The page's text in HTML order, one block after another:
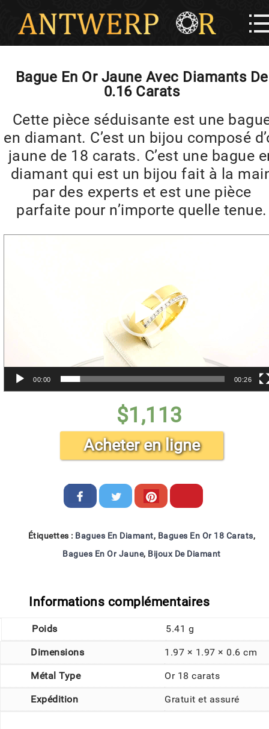
Bague En Or Jaune Avec Diamants De
0.16 Carats
Cette pièce séduisante est une
en diamant. C’est un bijou composé
jaune de 18 carats. C’est une bague
diamant qui est un bijou fait à la
par des experts et est une pièce
parfaite pour n’importe quelle tenue.
00:00 00:26
$1,113
Acheter en ligne
Étiquettes : Bagues En Diamant, Bagues En Or 18 Carats,
Bagues En Or Jaune, Bijoux De Diamant
Informations complémentaires
Poids 5.41 g
Dimensions 1.97 × 1.97 × 0.6 cm
Métal Type Or 18 carats
Expédition Gratuit et assuré